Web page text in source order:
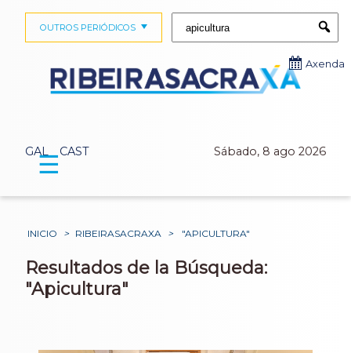
GAL CAST Sábado, 8 ago 2026
OUTROS PERIÓDICOS
Axenda
☰
INICIO > RIBEIRASACRAXA > "APICULTURA"
Resultados de la Búsqueda:
"Apicultura"